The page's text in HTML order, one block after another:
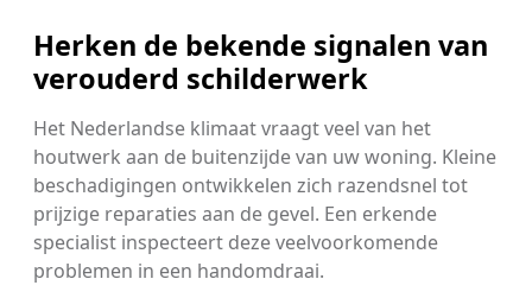
Herken de bekende signalen van
verouderd schilderwerk
Het Nederlandse klimaat vraagt veel van het
houtwerk aan de buitenzijde van uw woning. Kleine
beschadigingen ontwikkelen zich razendsnel tot
prijzige reparaties aan de gevel. Een erkende
specialist inspecteert deze veelvoorkomende
problemen in een handomdraai.